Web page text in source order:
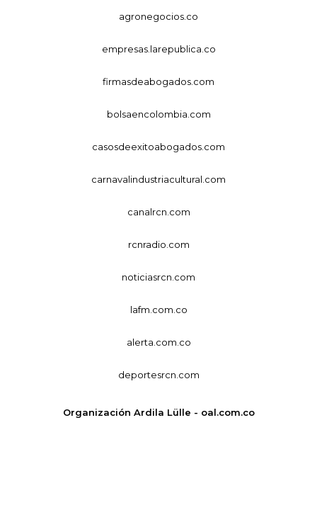
agronegocios.co
empresas.larepublica.co
firmasdeabogados.com
bolsaencolombia.com
casosdeexitoabogados.com
carnavalindustriacultural.com
canalrcn.com
rcnradio.com
noticiasrcn.com
lafm.com.co
alerta.com.co
deportesrcn.com
Organización Ardila Lülle - oal.com.co